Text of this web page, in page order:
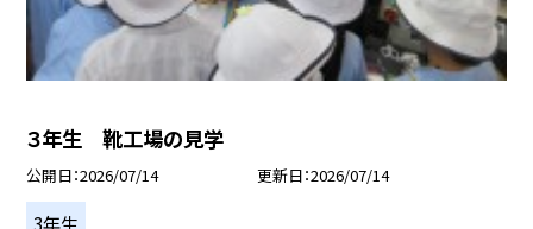
３年生 靴工場の見学
公開日 2026/07/14 更新日 2026/07/14
3年生